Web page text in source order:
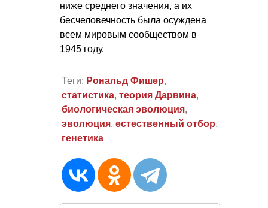
ниже среднего значения, а их
бесчеловечность была осуждена
всем мировым сообществом в
1945 году.
Теги: Рональд Фишер,
статистика, теория Дарвина,
биологическая эволюция,
эволюция, естественный отбор,
генетика